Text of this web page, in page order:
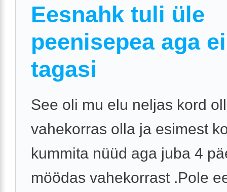
Eesnahk tuli üle
peenisepea aga
tagasi
See oli mu elu neljas kord
vahekorras olla ja esimest
kummita nüüd aga juba 4
möödas vahekorrast .Pole